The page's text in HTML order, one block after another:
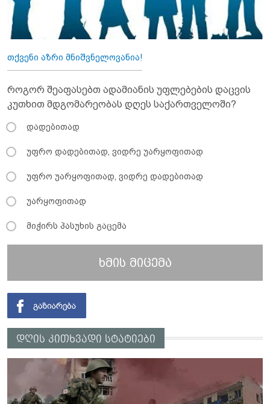
თქვენი აზრი მნიშვნელოვანია!
როგორ შეაფასებთ ადამიანის უფლებების დაცვის
კუთხით მდგომარეობას დღეს საქართველოში?
დადებითად
უფრო დადებითად, ვიდრე უარყოფითად
უფრო უარყოფითად, ვიდრე დადებითად
უარყოფითად
მიჭირს პასუხის გაცემა
ხმის მიცემა
დღის კითხვადი სტატიები